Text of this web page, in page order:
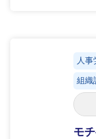
人事
組織
モ